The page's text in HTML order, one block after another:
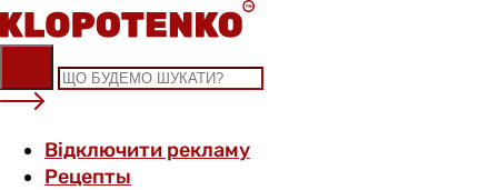
Skip
to
content
Відключити рекламу
Рецепты